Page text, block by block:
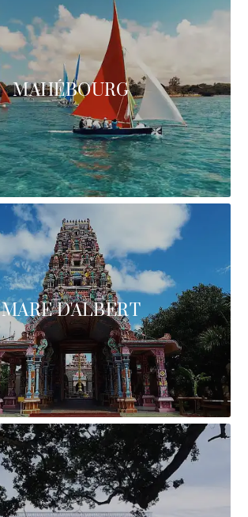
MAHÉBOURG
MARE D'ALBERT